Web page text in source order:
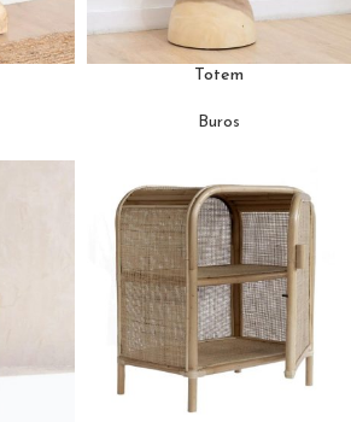
Totem
Buros